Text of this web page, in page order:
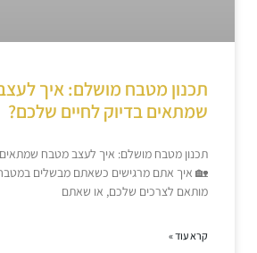
תכנון מטבח מושלם: איך
שמתאים בדיוק לחיים שלכם?
תכנון מטבח מושלם: איך לעצב מטבח
🏡 איך אתם מרגישים כשאתם מבשלים
מותאם לצרכים שלכם, או שאתם
קרא עוד »